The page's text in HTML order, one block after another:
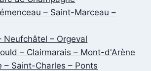
– Saint-Marceau –
Neufchâtel – Orgeval
– Clairmarais – Mont-d'Arène
– Saint-Charles – Ponts